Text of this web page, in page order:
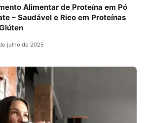
Alimentar de Proteína em Pó
– Saudável e Rico em Proteínas
julho de 2025